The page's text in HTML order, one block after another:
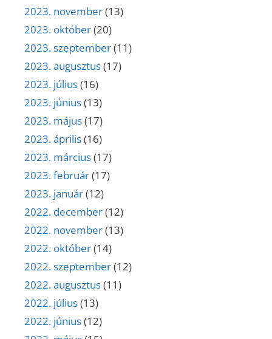
2023. november(13)
2023. október(20)
2023. szeptember(11)
2023. augusztus(17)
2023. július(16)
2023. június(13)
2023. május(17)
2023. április(16)
2023. március(17)
2023. február(17)
2023. január(12)
2022. december(12)
2022. november(13)
2022. október(14)
2022. szeptember(12)
2022. augusztus(11)
2022. július(13)
2022. június(12)